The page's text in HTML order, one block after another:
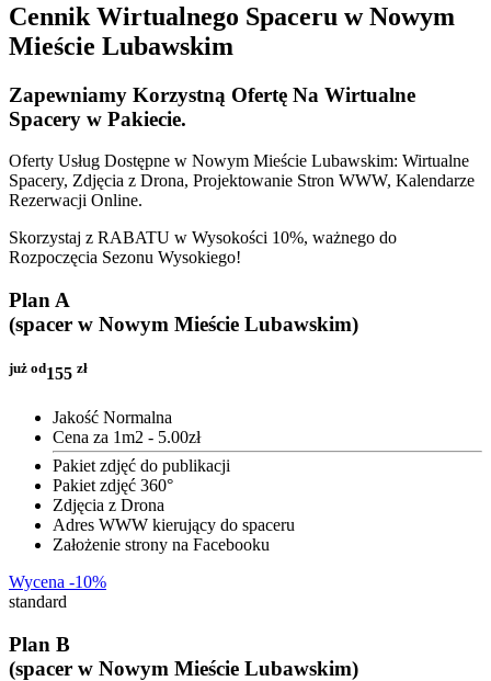
Cennik Wirtualnego Spaceru w Nowym
Mieście Lubawskim
Zapewniamy Korzystną Ofertę Na Wirtualne
Spacery w Pakiecie.
Oferty Usług Dostępne w Nowym Mieście Lubawskim: Wirtualne
Spacery, Zdjęcia z Drona, Projektowanie Stron WWW, Kalendarze
Rezerwacji Online.
Skorzystaj z RABATU w Wysokości 10%, ważnego do
Rozpoczęcia Sezonu Wysokiego!
Plan A
(spacer w Nowym Mieście Lubawskim)
już od155 zł
Jakość Normalna
Cena za 1m2 - 5.00zł
Pakiet zdjęć do publikacji
Pakiet zdjęć 360°
Zdjęcia z Drona
Adres WWW kierujący do spaceru
Założenie strony na Facebooku
Wycena -10%
standard
Plan B
(spacer w Nowym Mieście Lubawskim)